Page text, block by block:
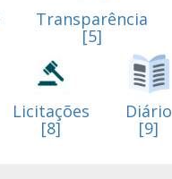
Transparência
[5]
Licitações
[8]
Diário
[9]